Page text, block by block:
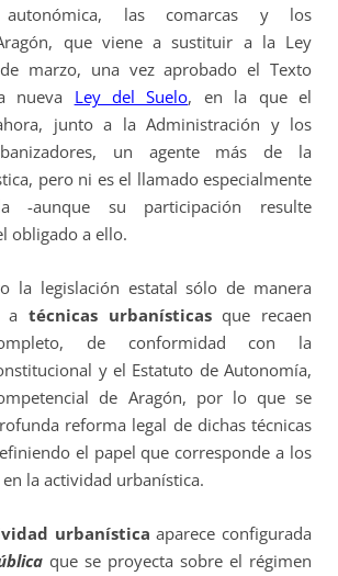
autonómica, las comarcas y los
que viene a sustituir a la Ley
marzo, una vez aprobado el Texto
nueva Ley del Suelo, en la que el
junto a la Administración y los
un agente más de la
pero ni es el llamado especialmente
-aunque su participación resulte
obligado a ello.
estatal sólo de manera
a técnicas urbanísticasque recaen
de conformidad con la
y el Estatuto de Autonomía,
de Aragón, por lo que se
reforma legal de dichas técnicas
el papel que corresponde a los
la actividad urbanística.
urbanística aparece configurada
que se proyecta sobre el régimen